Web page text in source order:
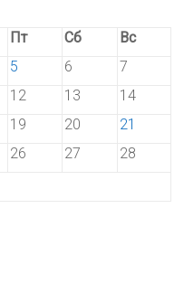
Пт Сб
Вс
5 6
7
12 13
14
19 20
21
26 27
28